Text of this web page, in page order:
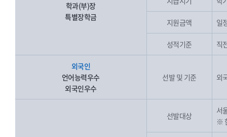
학과(부)장
특별장학금
지원금액 일
성적기준 직
외국인
언어능력우수
외국인우수
선발 및 기준 외
선발대상
서
※